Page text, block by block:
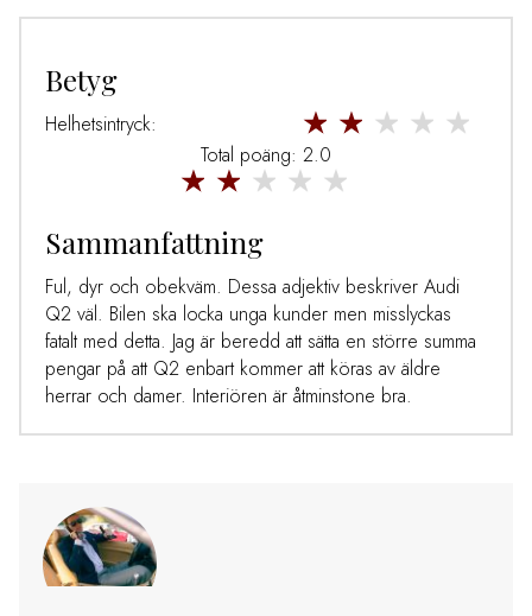
Betyg
Helhetsintryck:
Total poäng: 2.0
Sammanfattning
Ful, dyr och obekväm. Dessa adjektiv beskriver Audi
Q2 väl. Bilen ska locka unga kunder men misslyckas
fatalt med detta. Jag är beredd att sätta en större summa
pengar på att Q2 enbart kommer att köras av äldre
herrar och damer. Interiören är åtminstone bra.